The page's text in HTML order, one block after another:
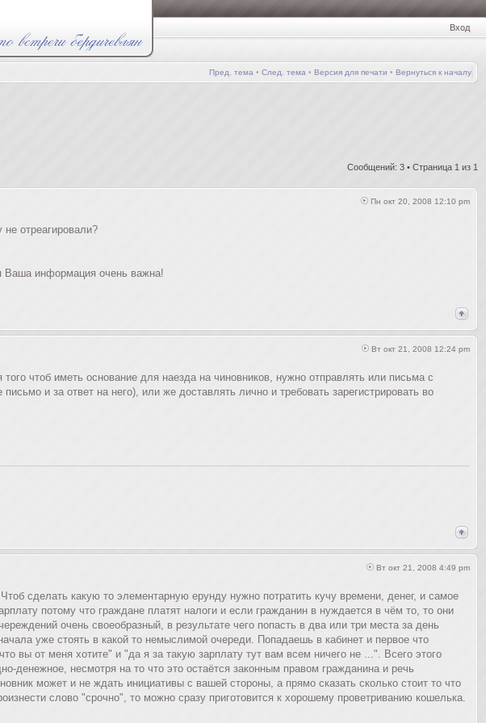
Вход
Вернуться к началу
Версия для печати •
След. тема •
Пред. тема •
Сообщений: 3 • Страница 1 из 1
Пн окт 20, 2008 12:10 pm
отреагировали?
Ваша информация очень важна!
Вт окт 21, 2008 12:24 pm
чтоб иметь основание для наезда на чиновников, нужно отправлять или письма с
и за ответ на него), или же доставлять лично и требовать зарегистрировать во
Вт окт 21, 2008 4:49 pm
сделать какую то элементарную ерунду нужно потратить кучу времени, денег, и самое
потому что граждане платят налоги и если гражданин в нуждается в чём то, то они
очень своеобразный, в результате чего попасть в два или три места за день
уже стоять в какой то немыслимой очереди. Попадаешь в кабинет и первое что
вы от меня хотите" и "да я за такую зарплату тут вам всем ничего не ...". Всего этого
денежное, несмотря на то что это остаётся законным правом гражданина и речь
может и не ждать инициативы с вашей стороны, а прямо сказать сколько стоит то что
слово "срочно", то можно сразу приготовится к хорошему проветриванию кошелька.